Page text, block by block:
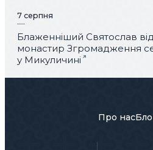
7 серпня
Блаженніший Святослав
монастир Згромадження
у Микуличині
Про нас